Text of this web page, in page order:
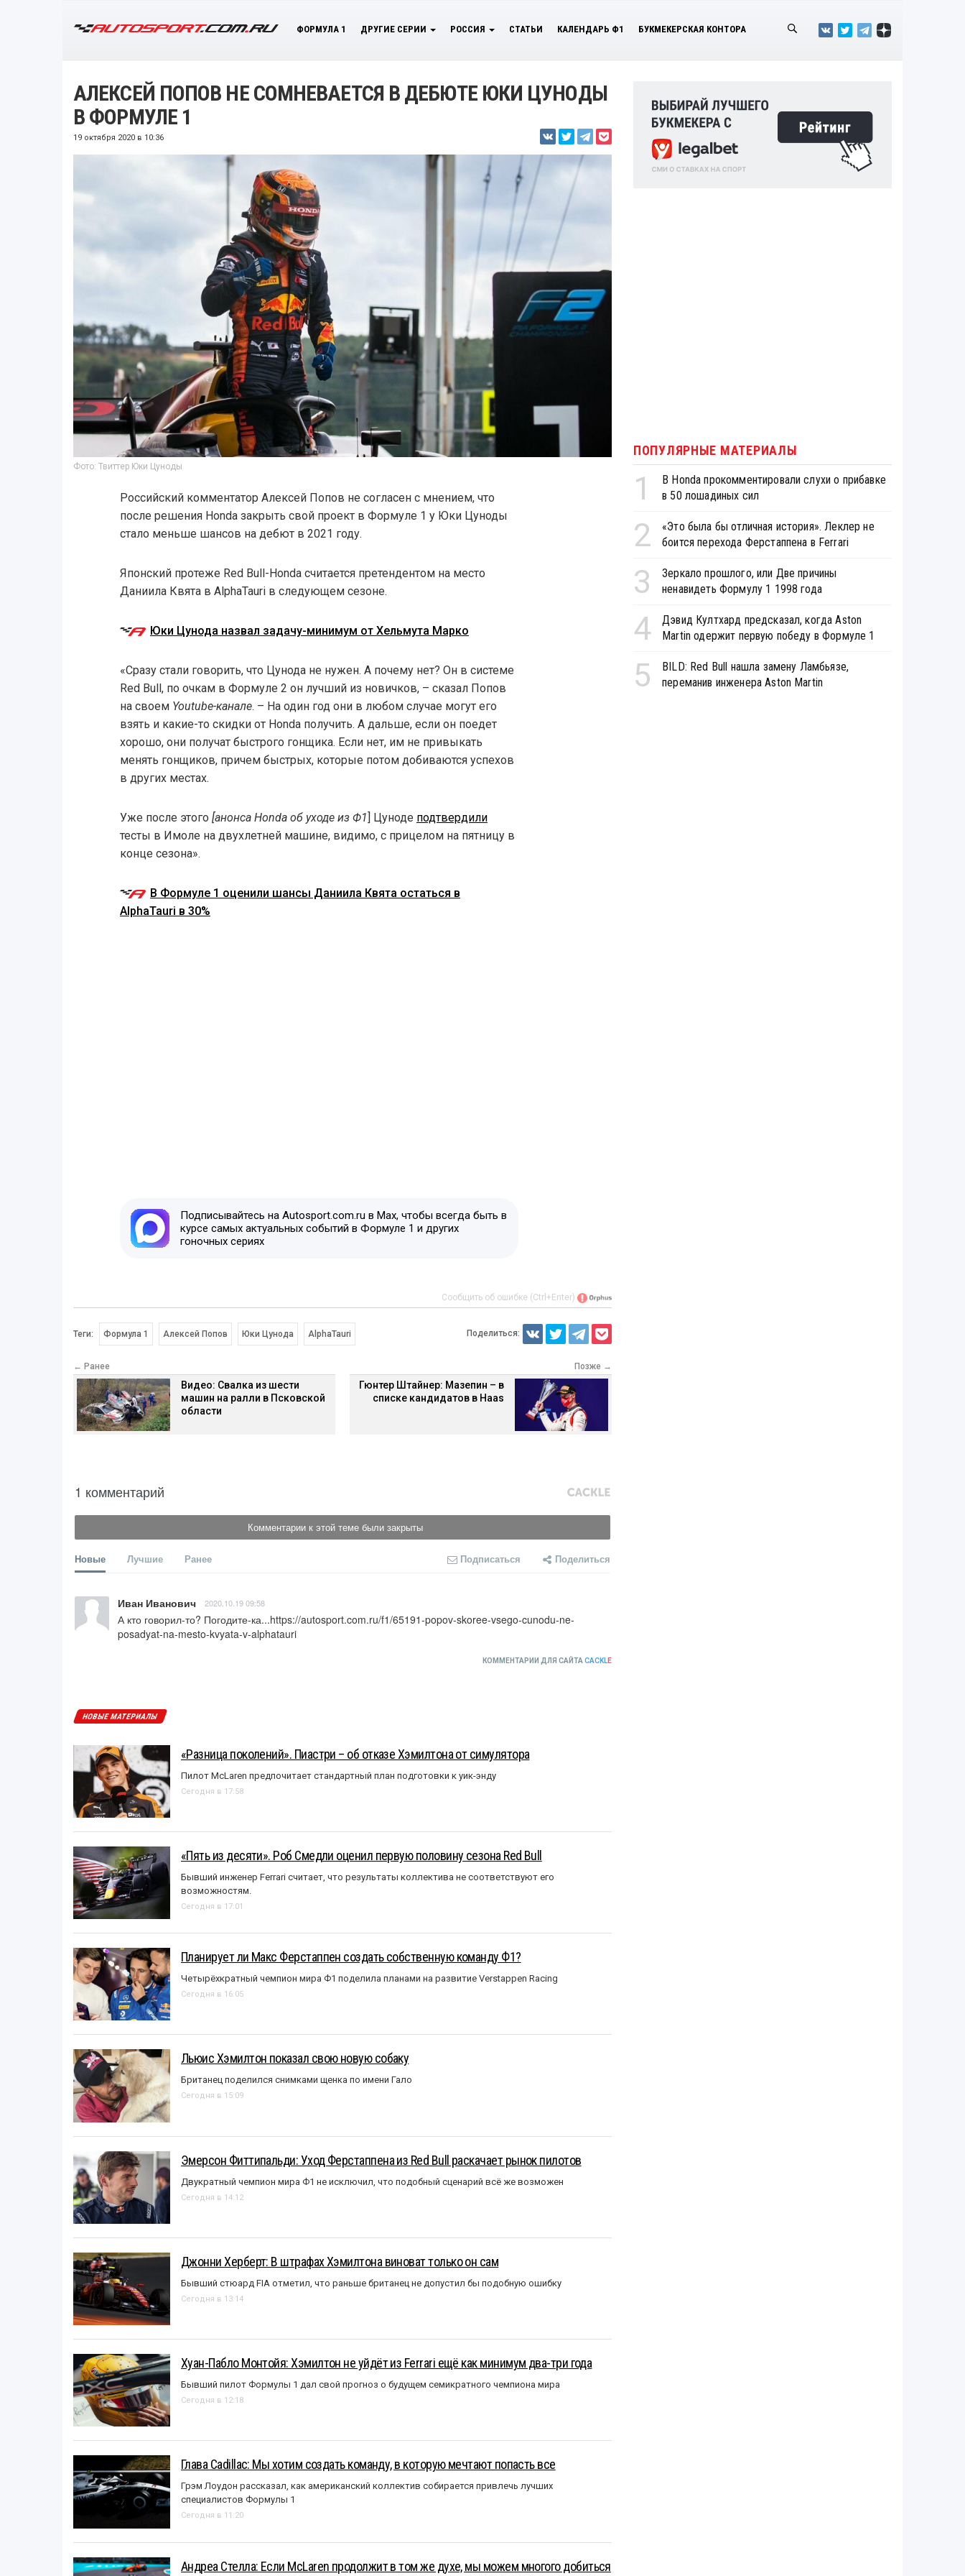
ФОРМУЛА 1 ДРУГИЕ СЕРИИ РОССИЯ СТАТЬИ КАЛЕНДАРЬ Ф1 БУКМЕКЕРСКАЯ КОНТОРА
АЛЕКСЕЙ ПОПОВ НЕ СОМНЕВАЕТСЯ В ДЕБЮТЕ ЮКИ ЦУНОДЫ
В ФОРМУЛЕ 1
19 октября 2020 в 10:36
Фото: Твиттер Юки Цуноды
Российский комментатор Алексей Попов не согласен с мнением, что
после решения Honda закрыть свой проект в Формуле 1 у Юки Цуноды
стало меньше шансов на дебют в 2021 году.
Японский протеже Red Bull-Honda считается претендентом на место
Даниила Квята в AlphaTauri в следующем сезоне.
Юки Цунода назвал задачу-минимум от Хельмута Марко
«Сразу стали говорить, что Цунода не нужен. А почему нет? Он в системе
Red Bull, по очкам в Формуле 2 он лучший из новичков, – сказал Попов
на своем Youtube-канале. – На один год они в любом случае могут его
взять и какие-то скидки от Honda получить. А дальше, если он поедет
хорошо, они получат быстрого гонщика. Если нет, им не привыкать
менять гонщиков, причем быстрых, которые потом добиваются успехов
в других местах.
Уже после этого [анонса Honda об уходе из Ф1 ] Цуноде подтвердили
тесты в Имоле на двухлетней машине, видимо, с прицелом на пятницу в
конце сезона».
В Формуле 1 оценили шансы Даниила Квята остаться в
AlphaTauri в 30%
Подписывайтесь на Autosport.com.ru в Max, чтобы всегда быть в
курсе самых актуальных событий в Формуле 1 и других
гоночных сериях
Сообщить об ошибке (Ctrl+Enter)
Теги: Формула 1 Алексей Попов Юки Цунода AlphaTauri Поделиться:
← Ранее
Видео: Свалка из шести
машин на ралли в Псковской
области
Позже →
Гюнтер Штайнер: Мазепин – в
списке кандидатов в Haas
1 комментарий
Комментарии к этой теме были закрыты
Новые Лучшие Ранее Подписаться Поделиться
Иван Иванович 2020.10.19 09:58
А кто говорил-то? Погодите-ка...https://autosport.com.ru/f1/65191-popov-skoree-vsego-cunodu-ne-
posadyat-na-mesto-kvyata-v-alphatauri
КОММЕНТАРИИ ДЛЯ САЙТА CACKLE
НОВЫЕ МАТЕРИАЛЫ
«Разница поколений». Пиастри – об отказе Хэмилтона от симулятора
Пилот McLaren предпочитает стандартный план подготовки к уик-энду
Сегодня в 17:58
«Пять из десяти». Роб Смедли оценил первую половину сезона Red Bull
Бывший инженер Ferrari считает, что результаты коллектива не соответствуют его
возможностям.
Сегодня в 17:01
Планирует ли Макс Ферстаппен создать собственную команду Ф1?
Четырёхкратный чемпион мира Ф1 поделила планами на развитие Verstappen Racing
Сегодня в 16:05
Льюис Хэмилтон показал свою новую собаку
Британец поделился снимками щенка по имени Гало
Сегодня в 15:09
Эмерсон Фиттипальди: Уход Ферстаппена из Red Bull раскачает рынок пилотов
Двукратный чемпион мира Ф1 не исключил, что подобный сценарий всё же возможен
Сегодня в 14:12
Джонни Херберт: В штрафах Хэмилтона виноват только он сам
Бывший стюард FIA отметил, что раньше британец не допустил бы подобную ошибку
Сегодня в 13:14
Хуан-Пабло Монтойя: Хэмилтон не уйдёт из Ferrari ещё как минимум два-три года
Бывший пилот Формулы 1 дал свой прогноз о будущем семикратного чемпиона мира
Сегодня в 12:18
Глава Cadillac: Мы хотим создать команду, в которую мечтают попасть все
Грэм Лоудон рассказал, как американский коллектив собирается привлечь лучших
специалистов Формулы 1
Сегодня в 11:20
Андреа Стелла: Если McLaren продолжит в том же духе, мы можем многого добиться
ПОПУЛЯРНЫЕ МАТЕРИАЛЫ
1
В Honda прокомментировали слухи о прибавке
в 50 лошадиных сил
2
«Это была бы отличная история». Леклер не
боится перехода Ферстаппена в Ferrari
3
Зеркало прошлого, или Две причины
ненавидеть Формулу 1 1998 года
4
Дэвид Култхард предсказал, когда Aston
Martin одержит первую победу в Формуле 1
5
BILD: Red Bull нашла замену Ламбьязе,
переманив инженера Aston Martin